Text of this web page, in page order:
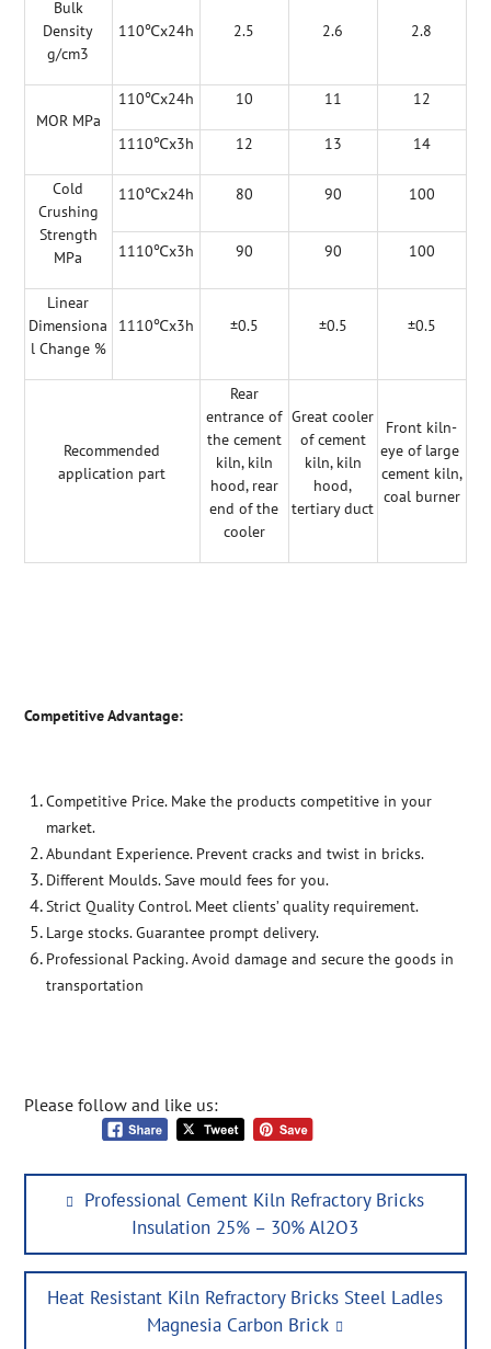
Bulk
Density
g/cm3
110℃x24h 2.5 2.6 2.8
MOR MPa
110℃x24h 10 11 12
1110℃x3h 12 13 14
Cold
Crushing
Strength
MPa
110℃x24h 80 90 100
1110℃x3h 90 90 100
Linear
Dimensiona
l Change %
1110℃x3h ±0.5 ±0.5 ±0.5
Recommended
application part
Rear
entrance of
the cement
kiln, kiln
hood, rear
end of the
cooler
Great cooler
of cement
kiln, kiln
hood,
tertiary duct
Front kiln-
eye of large
cement kiln,
coal burner
Competitive Advantage:
Competitive Price. Make the products competitive in your
market.
Abundant Experience. Prevent cracks and twist in bricks.
Different Moulds. Save mould fees for you.
Strict Quality Control. Meet clients’ quality requirement.
Large stocks. Guarantee prompt delivery.
Professional Packing. Avoid damage and secure the goods in
transportation
Please follow and like us:
Post
navigation
Previous
Professional Cement Kiln Refractory Bricks
Insulation 25% – 30% Al2O3
Next
Heat Resistant Kiln Refractory Bricks Steel Ladles
Magnesia Carbon Brick